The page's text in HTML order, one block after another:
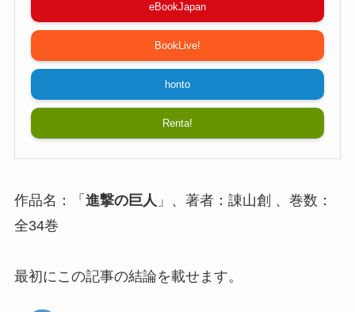
eBookJapan
BookLive!
honto
Renta!
作品名：「 進撃の巨人 」、著者：諌山創 、巻数：
全34巻
最初にこの記事の結論を載せます。